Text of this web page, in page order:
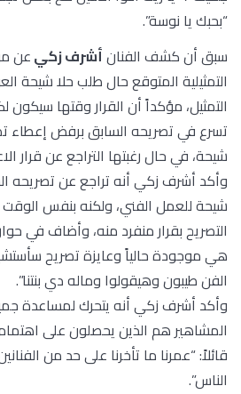
“بحبك يا نوسة”.
سبق أن كشف الفنانأشرف زكيعن
التمثيلية المتوقع حال طلب حلا شيحة
التمثيل، مؤكداً أن القرار وقتها سيكون
تسرع في تصريحه السابق برفض إعطاء
شيحة، في حال رغبتها التراجع عن قرار
وأكد أشرف زكي أنه تراجع عن تصريحه
شيحة للعمل الفني، ولكنه بنفس
التصريح بقرار منفرد منه، وأضاف في
هي موجودة حالياً وعايزة تصريح
الفن طيبون وهيقولوا وماله دي بنتنا”.
وأكد أشرف زكي أنه يتحرك لمساعدة
المشاهير هم الذين يحصلون على
قائلاً: “عمرنا ما تأخرنا على حد من
الناس”.